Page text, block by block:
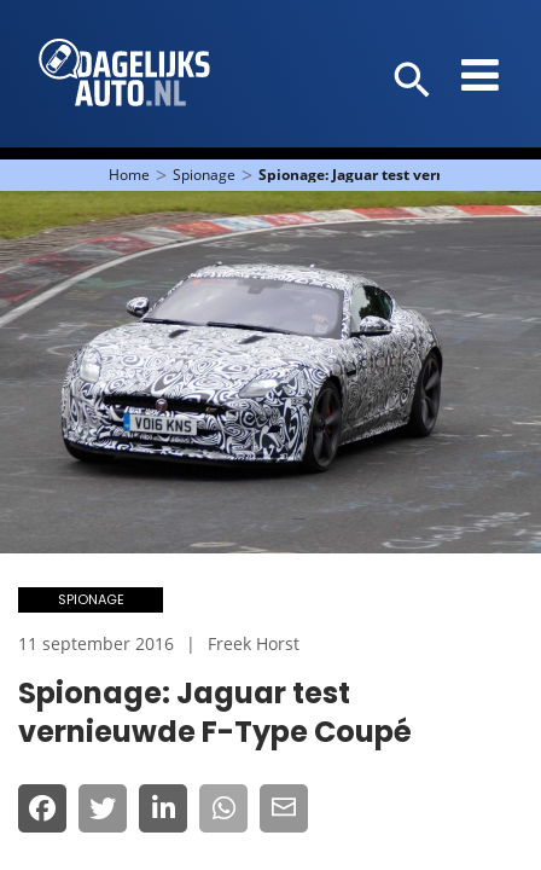
Home > Spionage > Spionage: Jaguar test vernieuwde F-
Spionage: Jaguar test
vernieuwde F-Type Coupé
SPIONAGE
11 september 2016 Freek Horst